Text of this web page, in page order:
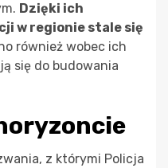
Dzięki ich
w regionie stale się
również wobec ich
się do budowania
z którymi Policja